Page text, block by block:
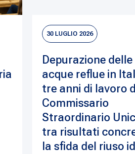
30 LUGLIO 2026
Depurazione delle
acque reflue in
tre anni di lavoro
Commissario
Straordinario
tra risultati
la sfida del riuso